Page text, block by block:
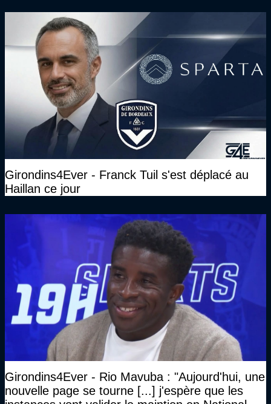
Girondins4Ever - Franck Tuil s'est déplacé au
Haillan ce jour
Girondins4Ever - Rio Mavuba : "Aujourd'hui, une
nouvelle page se tourne [...] j'espère que les